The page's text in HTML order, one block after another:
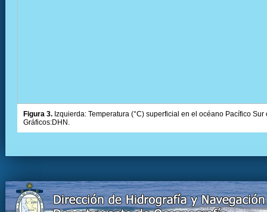
Figura 3. Izquierda: Temperatura (°C) superficial en el océano Pacífico
Gráficos:DHN.